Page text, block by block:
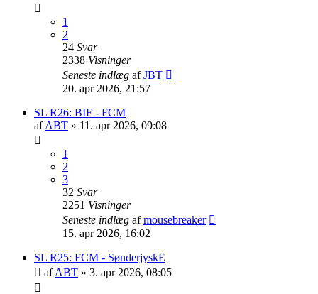
1
2
24 Svar
2338 Visninger
Seneste indlæg afJBT
20. apr 2026, 21:57
SL R26: BIF - FCM
afABT » 11. apr 2026, 09:08
1
2
3
32 Svar
2251 Visninger
Seneste indlæg afmousebreaker
15. apr 2026, 16:02
SL R25: FCM - SønderjyskE
afABT » 3. apr 2026, 08:05